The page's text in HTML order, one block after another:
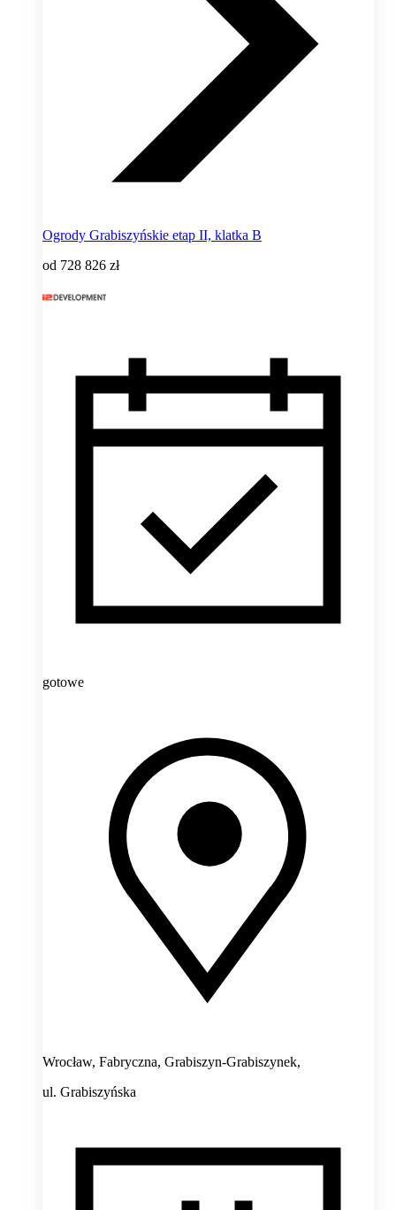
Ogrody Grabiszyńskie etap II, klatka B
od 728 826 zł
gotowe
Wrocław, Fabryczna, Grabiszyn-Grabiszynek,
ul. Grabiszyńska